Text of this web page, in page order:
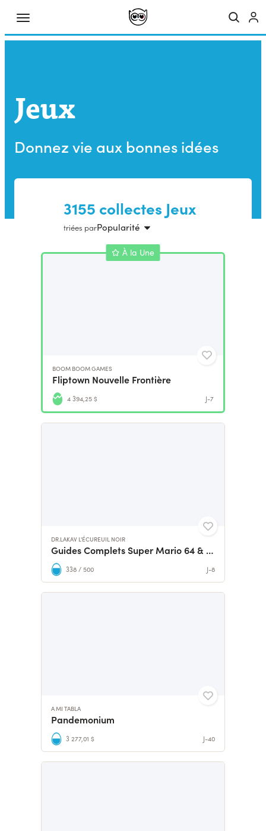
Jeux
Donnez vie aux bonnes idées
3155 collectes Jeux
triées parPopularité
À la Une
BOOM BOOM GAMES
Fliptown Nouvelle Frontière
4 394,25 $ J-7
DR.LAKAV L'ÉCUREUIL NOIR
Guides Complets Super Mario 64 & Golden Sun
338 / 500 J-8
A MI TABLA
Pandemonium
3 277,01 $ J-40